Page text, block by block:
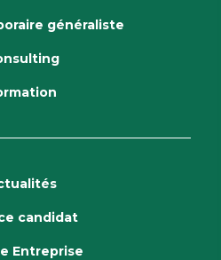
généraliste
candidat
Entreprise